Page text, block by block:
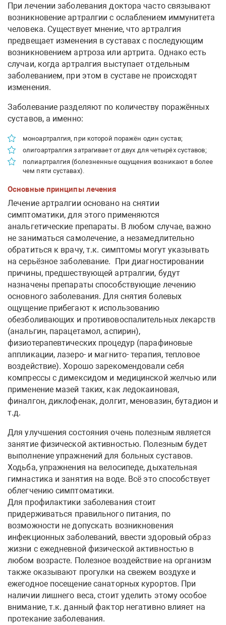
При лечении заболевания доктора часто связывают
возникновение артралгии с ослаблением иммунитета
человека. Существует мнение, что артралгия
предвещает изменения в суставах с последующим
возникновением артроза или артрита. Однако есть
случаи, когда артралгия выступает отдельным
заболеванием, при этом в суставе не происходят
изменения.
Заболевание разделяют по количеству поражённых
суставов, а именно:
моноартралгия, при которой поражён один сустав;
олигоартралгия затрагивает от двух для четырёх суставов;
полиартралгия (болезненные ощущения возникают в более
чем пяти суставах).
Основные принципы лечения
Лечение артралгии основано на снятии
симптоматики, для этого применяются
анальгетические препараты. В любом случае, важно
не заниматься самолечение, а незамедлительно
обратиться к врачу, т.к. симптомы могут указывать
на серьёзное заболевание. При диагностировании
причины, предшествующей артралгии, будут
назначены препараты способствующие лечению
основного заболевания. Для снятия болевых
ощущение прибегают к использованию
обезболивающих и противовоспалительных лекарств
(анальгин, парацетамол, аспирин),
физиотерапевтических процедур (парафиновые
аппликации, лазеро- и магнито- терапия, тепловое
воздействие). Хорошо зарекомендовали себя
компрессы с димексидом и медицинской желчью или
применение мазей таких, как ледокаиновая,
финалгон, диклофенак, долгит, меновазин, бутадион и
т.д.
Для улучшения состояния очень полезным является
занятие физической активностью. Полезным будет
выполнение упражнений для больных суставов.
Ходьба, упражнения на велосипеде, дыхательная
гимнастика и занятия на воде. Всё это способствует
облегчению симптоматики.
Для профилактики заболевания стоит
придерживаться правильного питания, по
возможности не допускать возникновения
инфекционных заболеваний, ввести здоровый образ
жизни с ежедневной физической активностью в
любом возрасте. Полезное воздействие на организм
также оказывают прогулки на свежем воздухе и
ежегодное посещение санаторных курортов. При
наличии лишнего веса, стоит уделить этому особое
внимание, т.к. данный фактор негативно влияет на
протекание заболевания.